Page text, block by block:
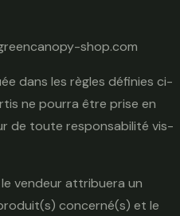
shop.com
dans les règles définies ci-
ne pourra être prise en
de toute responsabilité vis-
vendeur attribuera un
concerné(s) et le